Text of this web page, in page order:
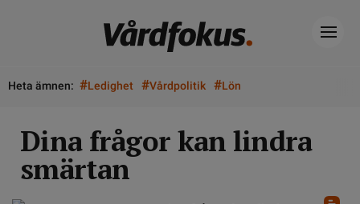
Heta ämnen: #Ledighet #Vårdpolitik #Lön
Dina frågor kan lindra
smärtan